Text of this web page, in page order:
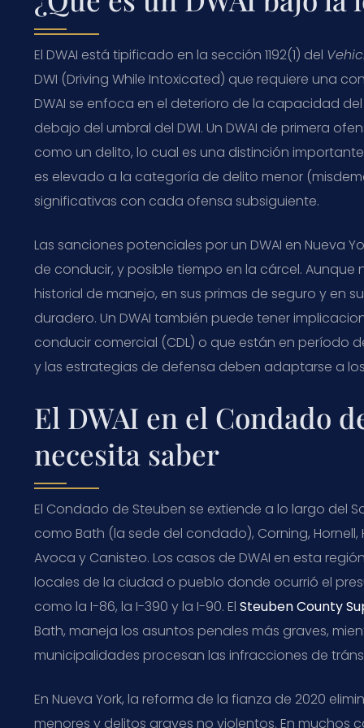
El DWAI está tipificado en la sección 1192(1) del
DWI (Driving While Intoxicated) que requiere una
DWAI se enfoca en el deterioro de la capacidad
debajo del umbral del DWI. Un DWAI de primera
como un delito, lo cual es una distinción
es elevado a la categoría de delito menor
significativas con cada ofensa subsiguiente.
Las sanciones potenciales por un DWAI en Nueva
de conducir, y posible tiempo en la cárcel.
historial de manejo, en sus primas de seguro y
duradero. Un DWAI también puede tener
conducir comercial (CDL) o que están en período
y las estrategias de defensa deben adaptarse a
El DWAI en el Condado
necesita saber
El Condado de Steuben se extiende a lo largo del
como Bath (la sede del condado), Corning,
Avoca y Canisteo. Los casos de DWAI en esta
locales de la ciudad o pueblo donde ocurrió el
como la I-86, la I-390 y la I-90. El Steuben County
Bath, maneja los asuntos penales más graves,
municipalidades procesan las infracciones de
En Nueva York, la reforma de la fianza de 2020
menores y delitos graves no violentos. En muchos